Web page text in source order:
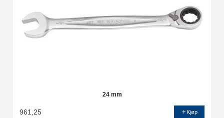
24 mm
961,25 Kjøp